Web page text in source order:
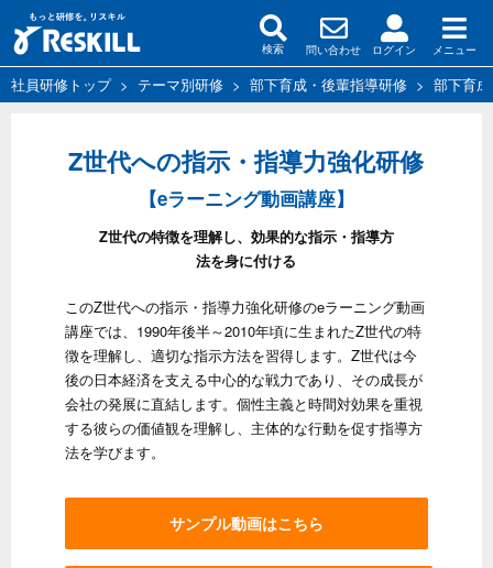
検索 問い合わせ ログイン メニュー
社員研修トップ> テーマ別研修 > 部下育成・後輩指導研修 > 部下育
Z世代への指示・指導力強化研修
【eラーニング動画講座】
Z世代の特徴を理解し、効果的な指示・指導方
法を身に付ける
このZ世代への指示・指導力強化研修のeラーニング動画
講座では、1990年後半～2010年頃に生まれたZ世代の特
徴を理解し、適切な指示方法を習得します。Z世代は今
後の日本経済を支える中心的な戦力であり、その成長が
会社の発展に直結します。個性主義と時間対効果を重視
する彼らの価値観を理解し、主体的な行動を促す指導方
法を学びます。
サンプル動画はこちら